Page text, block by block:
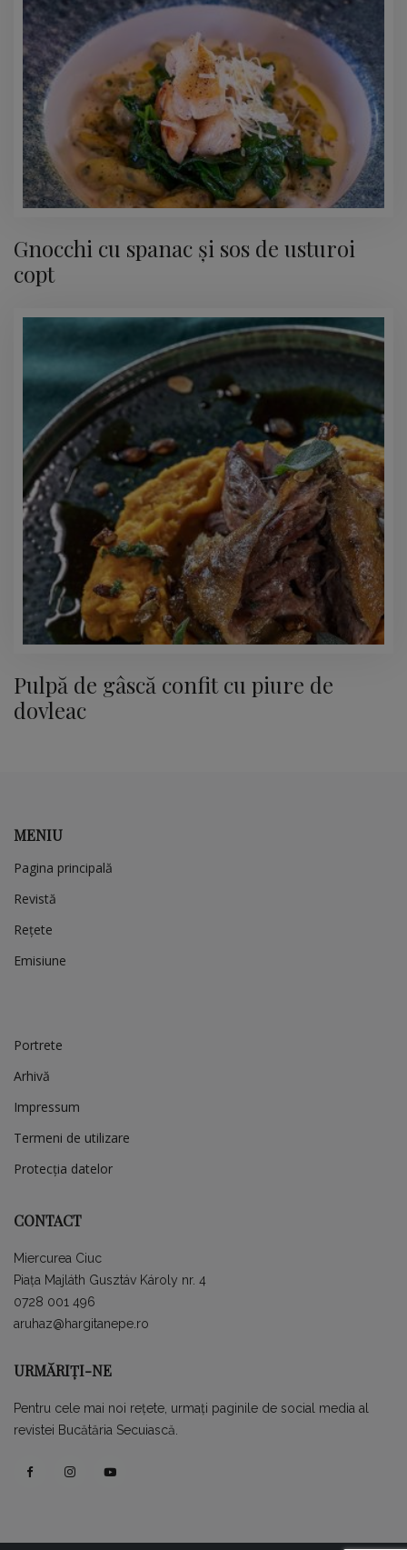
Gnocchi cu spanac și sos de usturoi
copt
Pulpă de gâscă confit cu piure de
dovleac
MENIU
Pagina principală
Revistă
Rețete
Emisiune
Portrete
Arhivă
Impressum
Termeni de utilizare
Protecția datelor
CONTACT
Miercurea Ciuc
Piața Majláth Gusztáv Károly nr. 4
0728 001 496
aruhaz@hargitanepe.ro
URMĂRIȚI-NE
Pentru cele mai noi rețete, urmați paginile de social media al
revistei Bucătăria Secuiască.